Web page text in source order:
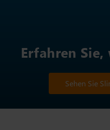
Erfahren
Sehen Sie